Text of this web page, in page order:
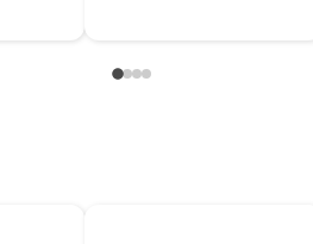
línea blanca, colchones, muebles,